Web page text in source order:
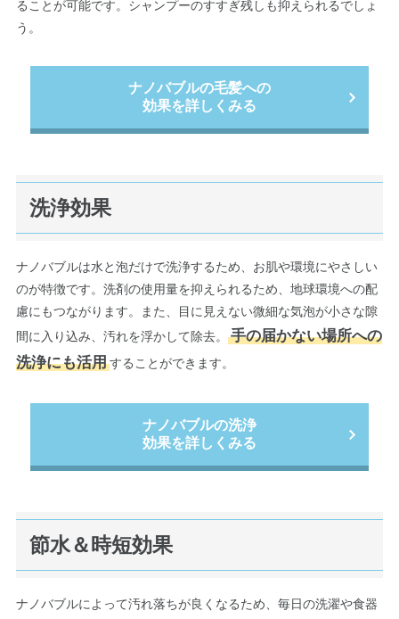
ることが可能です。シャンプーのすすぎ残しも抑えられるでしょ
う。
ナノバブルの毛髪への
効果を詳しくみる
洗浄効果
ナノバブルは水と泡だけで洗浄するため、お肌や環境にやさしい
のが特徴です。洗剤の使用量を抑えられるため、地球環境への配
慮にもつながります。また、目に見えない微細な気泡が小さな隙
間に入り込み、汚れを浮かして除去。
手の届かない場所への
洗浄にも活用することができます。
ナノバブルの洗浄
効果を詳しくみる
節水＆時短効果
ナノバブルによって汚れ落ちが良くなるため、毎日の洗濯や食器